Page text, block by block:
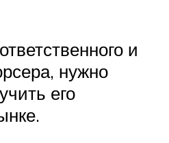
и
нужно
его